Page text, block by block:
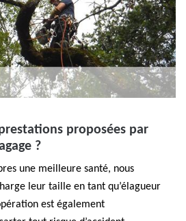
proposées par
?
une meilleure santé, nous
leur taille en tant qu’élagueur
est également